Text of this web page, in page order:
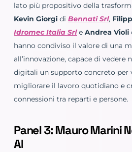
lato più propositivo della
Kevin Giorgi di Bennati Srl,
Idromec Italia Srle Andrea Violi
hanno condiviso il valore di una
all’innovazione, capace di vedere
digitali un supporto concreto per
migliorare il lavoro quotidiano e
connessioni tra reparti e persone.
Panel 3: Mauro Marini
AI